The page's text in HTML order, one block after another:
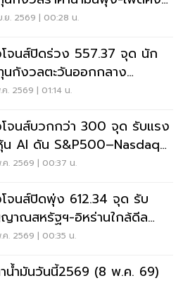
บี้ยไม่เอกฉันท์
.ย. 2569 | 00:28 น.
โจนส์ปิดร่วง 557.37 จุด นัก
นกังวลตะวันออกกลาง
รียด
. 2569 | 01:14 น.
โจนส์บวกกว่า 300 จุด รับแรง
น AI ดัน S&P500–Nasdaq
. 2569 | 00:37 น.
จนส์ปิดพุ่ง 612.34 จุด รับ
าณสหรัฐฯ-อิหร่านใกล้ดีล
ภาพ
. 2569 | 00:35 น.
น้ำมันวันนี้2569 (8 พ.ค. 69)